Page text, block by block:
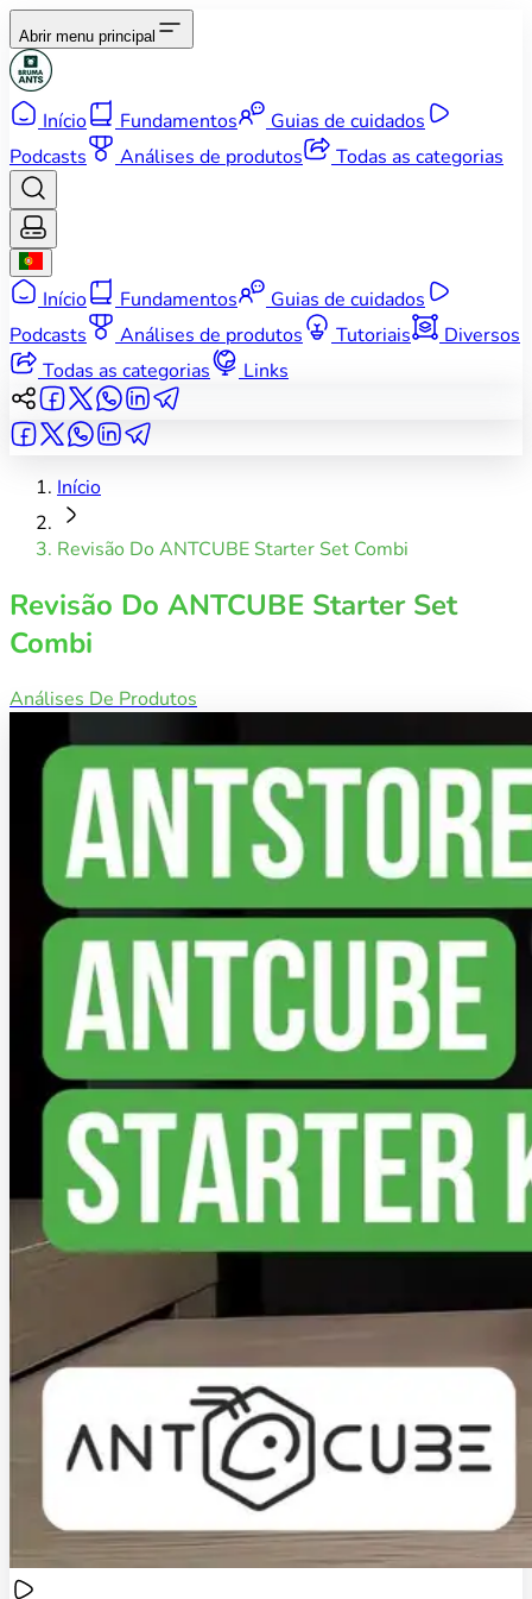
Abrir menu principal
Início Fundamentos
Guias de cuidados
Podcasts
Análises de produtos Todas as categorias
Início Fundamentos
Guias de cuidados
Podcasts
Análises de produtos Tutoriais
Diversos
Todas as categorias
Links
Início
Revisão Do ANTCUBE Starter Set Combi
Revisão Do ANTCUBE Starter Set
Combi
Análises De Produtos